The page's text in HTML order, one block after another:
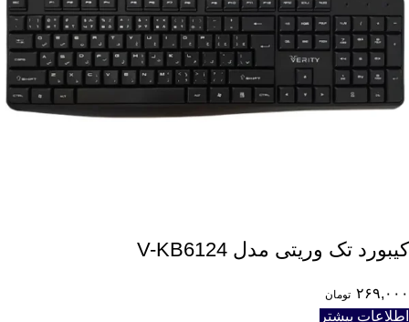
کیبورد تک وریتی مدل V-KB6124
۲۶۹,۰۰۰ تومان
اطلاعات بیشتر